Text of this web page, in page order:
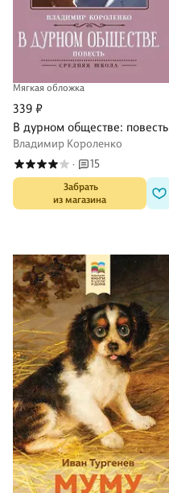
Мягкая обложка
339 ₽
В дурном обществе: повесть
Владимир Короленко
· 15
Забрать
из магазина